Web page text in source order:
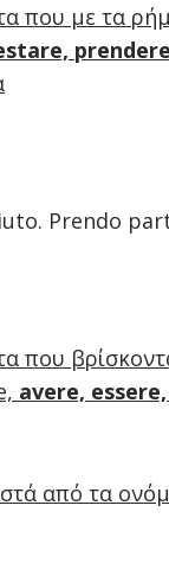
που με τα
Prendo
που
avere, essere,
από τα